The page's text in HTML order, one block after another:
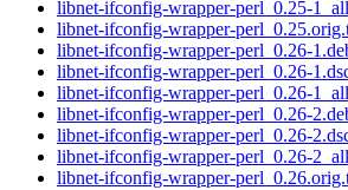
libnet-ifconfig-wrapper-perl_0.25-
libnet-ifconfig-wrapper-
libnet-ifconfig-wrapper-perl_0.26-
libnet-ifconfig-wrapper-perl_0.26-
libnet-ifconfig-wrapper-perl_0.26-
libnet-ifconfig-wrapper-perl_0.26-
libnet-ifconfig-wrapper-perl_0.26-
libnet-ifconfig-wrapper-perl_0.26-
libnet-ifconfig-wrapper-